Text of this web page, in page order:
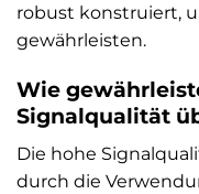
robust konstruiert,
gewährleisten.
Wie
Signalqualität
Die hohe
durch die